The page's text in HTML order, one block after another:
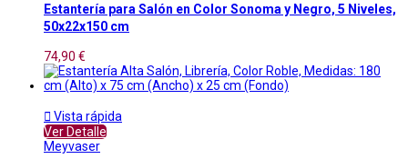
Estantería para Salón en Color Sonoma y Negro, 5 Niveles,
50x22x150 cm
74,90 €
 Vista rápida
Ver Detalle
Meyvaser